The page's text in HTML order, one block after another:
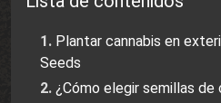
Plantar cannabis en
Seeds
¿Cómo elegir semillas de